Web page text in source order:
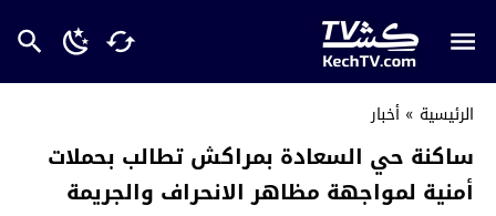
الرئيسية » أخبار
ساكنة حي السعادة بمراكش تطالب بحملات
أمنية لمواجهة مظاهر الانحراف والجريمة